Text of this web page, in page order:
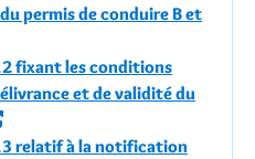
permis de conduire B et
fixant les conditions
et de validité du
relatif à la notification